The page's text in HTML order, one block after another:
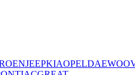
JEEPKIAOPELDAEWOO